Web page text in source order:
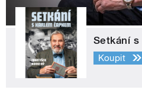
Setkání s
Koupit